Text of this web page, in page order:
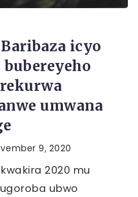
icyo
umwana
9, 2020
2020 mu
ubwo